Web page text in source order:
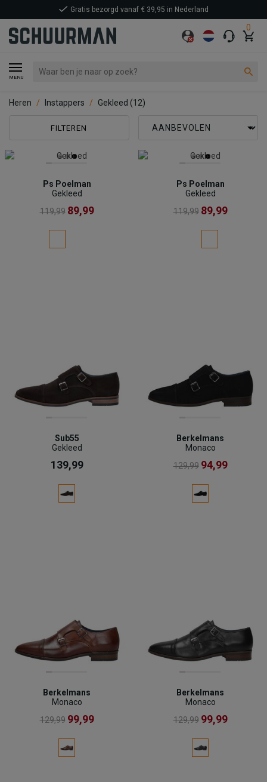
0
MENU
Gratis bezorgd vanaf € 39,95 in Nederland
Heren Instappers Gekleed (12)
FILTEREN
Ps Poelman
Gekleed
119,99 89,99
Ps Poelman
Gekleed
119,99 89,99
Sub55
Gekleed
139,99
Berkelmans
Monaco
129,99 94,99
Berkelmans
Monaco
129,99 99,99
Berkelmans
Monaco
129,99 99,99